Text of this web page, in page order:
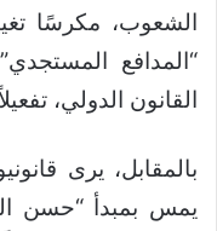
الشعوب، مكرسًا
“المدافع
القانون الدولي،
بالمقابل، يرى
يمس بمبدأ “حسن